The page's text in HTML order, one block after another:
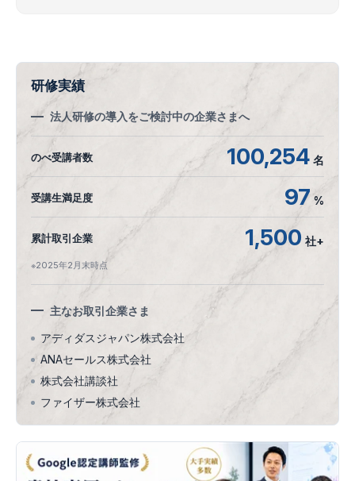
研修実績
法人研修の導入をご検討中の企業さまへ
のべ受講者数 100,254 名
受講生満足度 97 %
累計取引企業 1,500 社+
※2025年2月末時点
主なお取引企業さま
アディダスジャパン株式会社
ANAセールス株式会社
株式会社講談社
ファイザー株式会社